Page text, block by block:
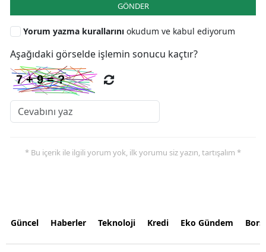
GÖNDER
Yorum yazma kurallarını okudum ve kabul ediyorum
Aşağıdaki görselde işlemin sonucu kaçtır?
* Bu içerik ile ilgili yorum yok, ilk yorumu siz yazın, tartışalım *
Güncel Haberler Teknoloji Kredi Eko Gündem